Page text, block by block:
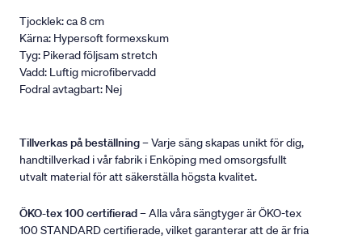
Tjocklek: ca 8 cm
Kärna: Hypersoft formexskum
Tyg: Pikerad följsam stretch
Vadd: Luftig microfibervadd
Fodral avtagbart: Nej
Tillverkas på beställning– Varje säng skapas unikt för dig,
handtillverkad i vår fabrik i Enköping med omsorgsfullt
utvalt material för att säkerställa högsta kvalitet.
ÖKO-tex 100 certifierad– Alla våra sängtyger är ÖKO-tex
100 STANDARD certifierade, vilket garanterar att de är fria